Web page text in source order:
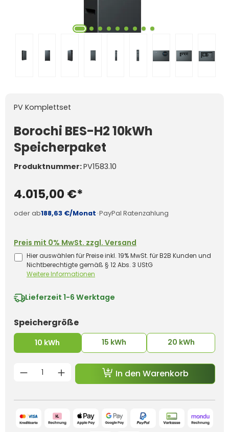
PV Komplettset
Borochi BES-H2 10kWh
Speicherpaket
Produktnummer:PV1583.10
4.015,00 €*
oder ab188,63 €/Monat ·PayPal Ratenzahlung
Preis mit 0% MwSt. zzgl. Versand
Hier auswählen für Preise inkl. 19% MwSt. für B2B Kunden und
Nichtberechtigte gemäß § 12 Abs. 3 UStG
Weitere Informationen
Lieferzeit 1-6 Werktage
Speichergrößeauswählen
10 kWh 15 kWh 20 kWh
Produkt Anzahl: Gib den
In den Warenkorb